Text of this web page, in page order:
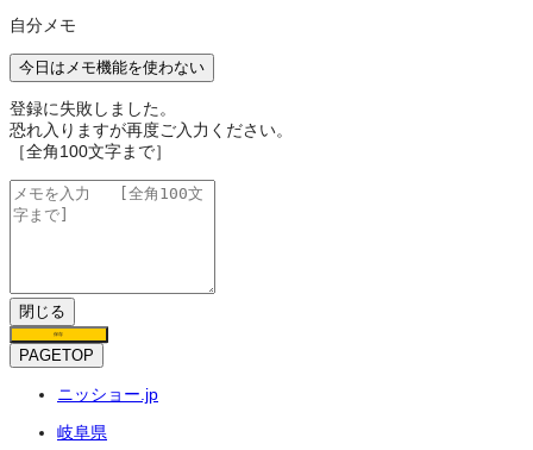
自分メモ
今日はメモ機能を使わない
登録に失敗しました。
恐れ入りますが再度ご入力ください。
［全角100文字まで］
閉じる
保存
PAGETOP
ニッショー.jp
岐阜県